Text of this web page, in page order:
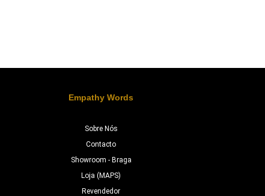
Empathy Words
Sobre Nós
Contacto
Showroom - Braga
Loja (MAPS)
Revendedor